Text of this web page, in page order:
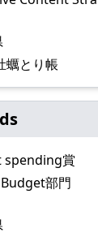
蠣とり帳
spending賞
部門